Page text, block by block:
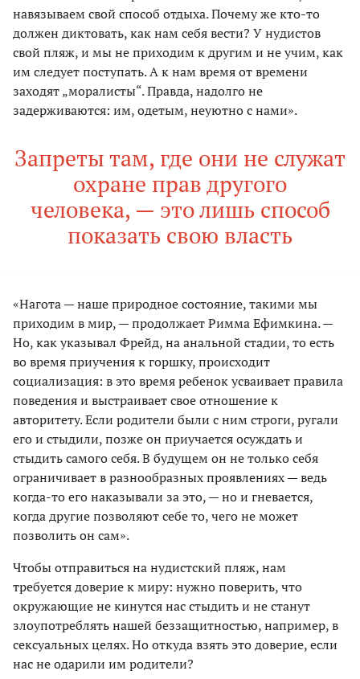
навязываем свой способ отдыха. Почему же кто-то
должен диктовать, как нам себя вести? У нудистов
свой пляж, и мы не приходим к другим и не учим, как
им следует поступать. А к нам время от времени
заходят „моралисты“. Правда, надолго не
задерживаются: им, одетым, неуютно с нами».
Запреты там, где они не служат
охране прав другого
человека, — это лишь способ
показать свою власть
«Нагота — наше природное состояние, такими мы
приходим в мир, — продолжает Римма Ефимкина. —
Но, как указывал Фрейд, на анальной стадии, то есть
во время приучения к горшку, происходит
социализация: в это время ребенок усваивает правила
поведения и выстраивает свое отношение к
авторитету. Если родители были с ним строги, ругали
его и стыдили, позже он приучается осуждать и
стыдить самого себя. В будущем он не только себя
ограничивает в разнообразных проявлениях — ведь
когда-то его наказывали за это, — но и гневается,
когда другие позволяют себе то, чего не может
позволить он сам».
Чтобы отправиться на нудистский пляж, нам
требуется доверие к миру: нужно поверить, что
окружающие не кинутся нас стыдить и не станут
злоупотреблять нашей беззащитностью, например, в
сексуальных целях. Но откуда взять это доверие, если
нас не одарили им родители?